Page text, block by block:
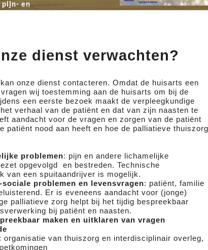
pijn- en
dienst verwachten?
onze dienst contacteren. Omdat de huisarts een
wij toestemming aan de huisarts om bij de
een eerste bezoek maakt de verpleegkundige
verhaal van de patiënt en dat van zijn naasten te
aandacht voor de vragen en zorgen van de patiënt
patiënt nood aan heeft en hoe de palliatieve thuiszorg
problemen: pijn en andere lichamelijke
opgevolgd en bestreden. Technische
van een spuitaandrijver is mogelijk.
problemen en levensvragen: patiënt, familie
Er is eveneens aandacht voor (jonge)
palliatieve zorg helpt bij het tijdig bespreekbaar
bij patiënt en naasten.
maken en uitklaren van vragen
: organisatie van thuiszorg en interdisciplinair overleg,